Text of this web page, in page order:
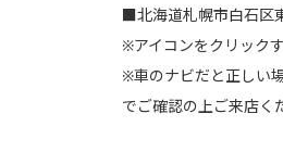
■北海道札幌市白石区
※アイコンをクリック
※車のナビだと正しい
でご確認の上ご来店く